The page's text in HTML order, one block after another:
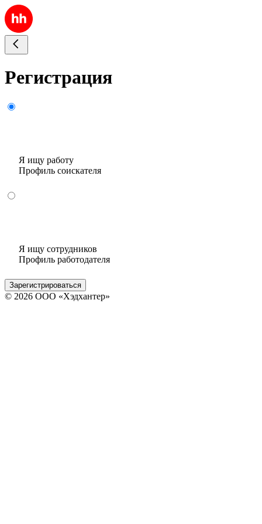
Регистрация
Я ищу работу
Профиль соискателя
Я ищу сотрудников
Профиль работодателя
Зарегистрироваться
© 2026 ООО «Хэдхантер»